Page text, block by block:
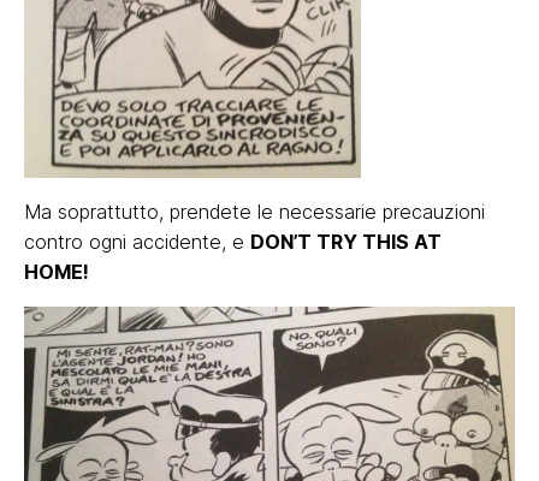
Ma soprattutto, prendete le necessarie precauzioni
contro ogni accidente, e DON’T TRY THIS AT
HOME!